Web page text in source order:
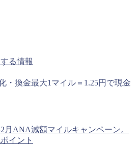
る情報
・換金最大1マイル＝1.25円で現金